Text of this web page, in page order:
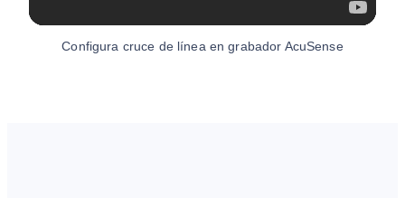
Configura cruce de línea en grabador AcuSense